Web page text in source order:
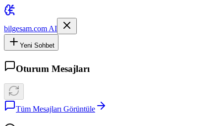
bilgesam.com AI
Yeni Sohbet
Oturum Mesajları
Tüm Mesajları Görüntüle